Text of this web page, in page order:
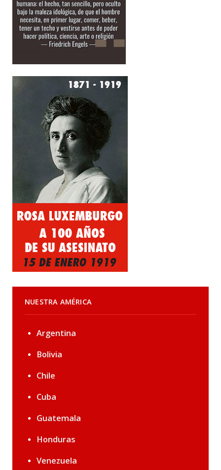
NUESTRA AMÉRICA
Argentina
Bolivia
Chile
Cuba
Guatemala
Honduras
Venezuela